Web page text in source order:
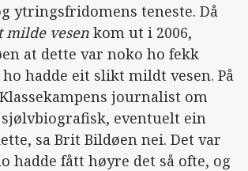
ytringsfridomens teneste. Då
milde vesen kom ut i 2006,
at dette var noko ho fekk
hadde eit slikt mildt vesen. På
journalist om
eventuelt ein
sa Brit Bildøen nei. Det var
hadde fått høyre det så ofte, og